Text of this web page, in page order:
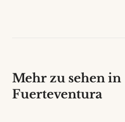
Mehr zu sehen in
Fuerteventura